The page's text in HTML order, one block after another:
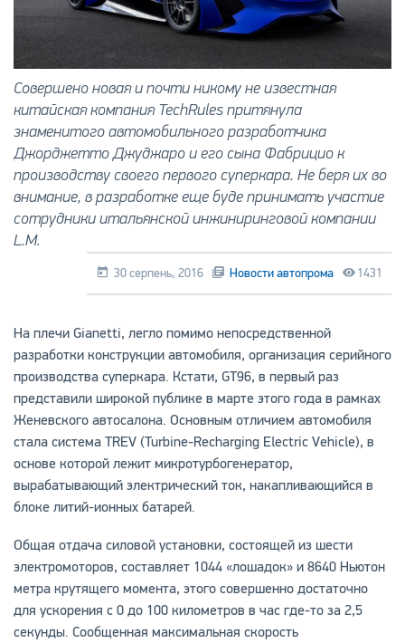
Совершено новая и почти никому не известная
китайская компания TechRules притянула
знаменитого автомобильного разработчика
Джорджетто Джуджаро и его сына Фабрицио к
производству своего первого суперкара. Не беря их во
внимание, в разработке еще буде принимать участие
сотрудники итальянской инжиниринговой компании
L.M.
30 серпень, 2016 Новости автопрома 1431
На плечи Gianetti, легло помимо непосредственной
разработки конструкции автомобиля, организация серийного
производства суперкара. Кстати, GT96, в первый раз
представили широкой публике в марте этого года в рамках
Женевского автосалона. Основным отличием автомобиля
стала система TREV (Turbine-Recharging Electric Vehicle), в
основе которой лежит микротурбогенератор,
вырабатывающий электрический ток, накапливающийся в
блоке литий-ионных батарей.
Общая отдача силовой установки, состоящей из шести
электромоторов, составляет 1044 «лошадок» и 8640 Ньютон
метра крутящего момента, этого совершенно достаточно
для ускорения с 0 до 100 километров в час где-то за 2,5
секунды. Сообщенная максимальная скорость